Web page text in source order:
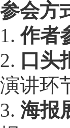
参会方
1.作者
2. 口头
演讲环
3. 海报